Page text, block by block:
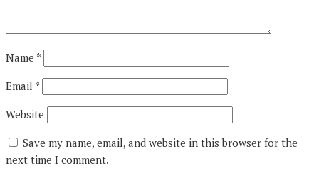
Name *
Email *
Website
Save my name, email, and website in this browser for the
next time I comment.